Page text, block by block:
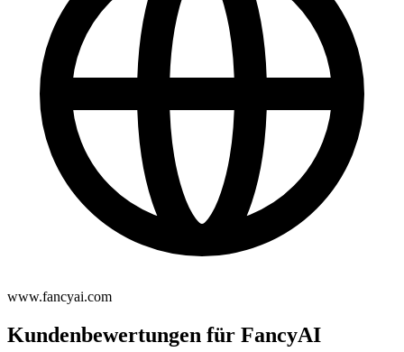
www.fancyai.com
Kundenbewertungen für FancyAI